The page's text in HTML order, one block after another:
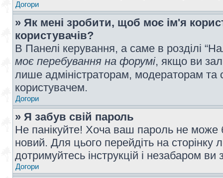
Догори
» Як мені зробити, щоб моє ім'я
користувачів?
В Панелі керування, а саме в розділі
моє перебування на форумі, якщо ви
лише адміністраторам, модераторам
користувачем.
Догори
» Я забув свій пароль
Не панікуйте! Хоча ваш пароль не може
новий. Для цього перейдіть на сторінку
дотримуйтесь інструкцій і незабаром
Догори